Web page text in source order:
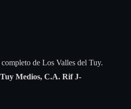
de Los Valles del Tuy.
Medios, C.A. Rif J-